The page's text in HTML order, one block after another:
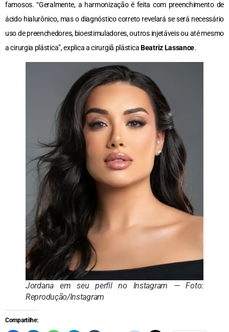
famosos. “Geralmente, a harmonização é feita com preenchimento de
ácido hialurônico, mas o diagnóstico correto revelará se será necessário
uso de preenchedores, bioestimuladores, outros injetáveis ou até mesmo
a cirurgia plástica”, explica a cirurgiã plásticaBeatriz Lassance.
Jordana em seu perfil no Instagram — Foto:
Reprodução/Instagram
Compartilhe: